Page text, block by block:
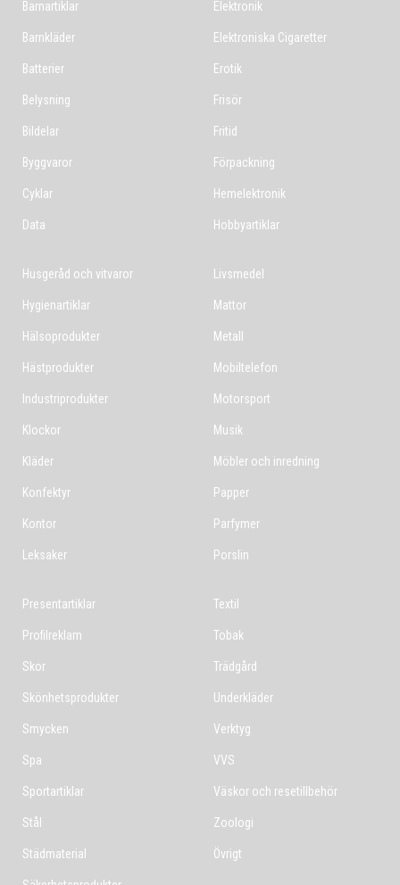
Barnartiklar
Barnkläder
Batterier
Belysning
Bildelar
Byggvaror
Cyklar
Data
Elektronik
Elektroniska Cigaretter
Erotik
Frisör
Fritid
Förpackning
Hemelektronik
Hobbyartiklar
Husgeråd och vitvaror
Hygienartiklar
Hälsoprodukter
Hästprodukter
Industriprodukter
Klockor
Kläder
Konfektyr
Kontor
Leksaker
Livsmedel
Mattor
Metall
Mobiltelefon
Motorsport
Musik
Möbler och inredning
Papper
Parfymer
Porslin
Presentartiklar
Profilreklam
Skor
Skönhetsprodukter
Smycken
Spa
Sportartiklar
Stål
Städmaterial
Textil
Tobak
Trädgård
Underkläder
Verktyg
VVS
Väskor och resetillbehör
Zoologi
Övrigt